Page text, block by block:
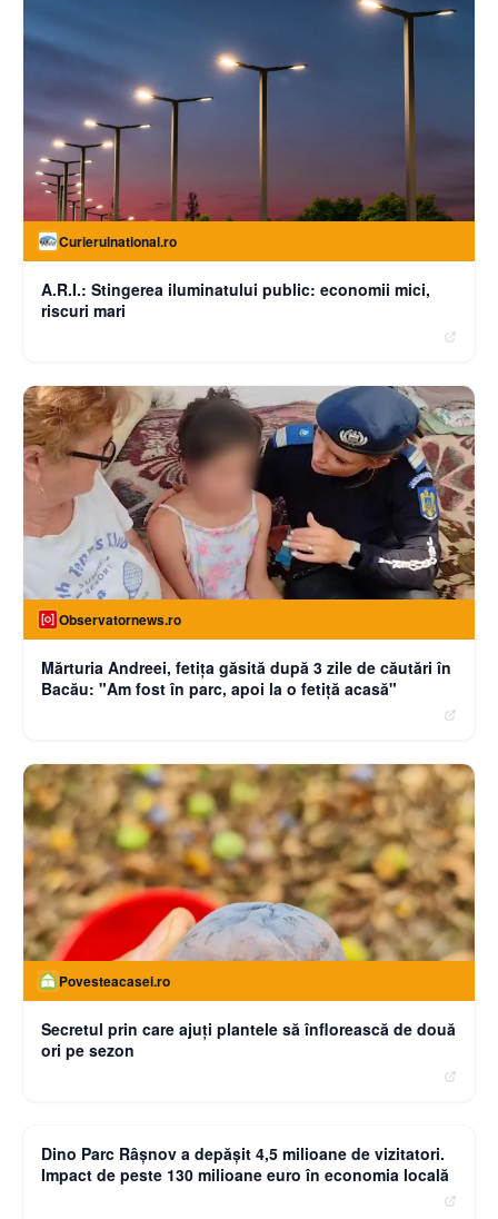
Curierulnational.ro
A.R.I.: Stingerea iluminatului public: economii mici,
riscuri mari
Observatornews.ro
Mărturia Andreei, fetiţa găsită după 3 zile de căutări în
Bacău: "Am fost în parc, apoi la o fetiţă acasă"
Povesteacasei.ro
Secretul prin care ajuți plantele să înflorească de două
ori pe sezon
Dino Parc Râșnov a depășit 4,5 milioane de vizitatori.
Impact de peste 130 milioane euro în economia locală